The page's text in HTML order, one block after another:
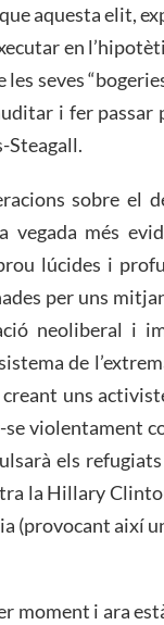
aquesta elit,
en
seves
i fer passar
Steagall.
sobre el
més
lúcides i
per uns
neoliberal i
de
uns
violentament
els
la Hillary
(provocant així
moment i ara